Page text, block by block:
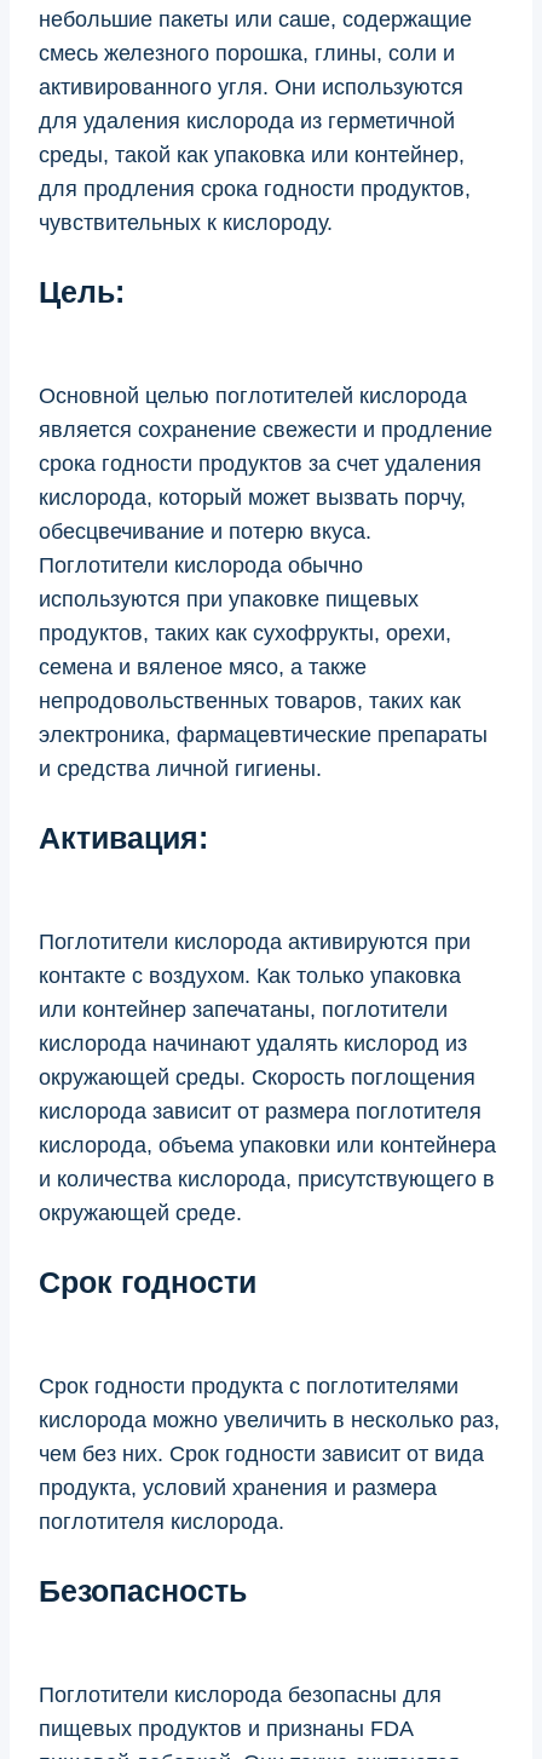
небольшие пакеты или саше, содержащие
смесь железного порошка, глины, соли и
активированного угля. Они используются
для удаления кислорода из герметичной
среды, такой как упаковка или контейнер,
для продления срока годности продуктов,
чувствительных к кислороду.
Цель:
Основной целью поглотителей кислорода
является сохранение свежести и продление
срока годности продуктов за счет удаления
кислорода, который может вызвать порчу,
обесцвечивание и потерю вкуса.
Поглотители кислорода обычно
используются при упаковке пищевых
продуктов, таких как сухофрукты, орехи,
семена и вяленое мясо, а также
непродовольственных товаров, таких как
электроника, фармацевтические препараты
и средства личной гигиены.
Активация:
Поглотители кислорода активируются при
контакте с воздухом. Как только упаковка
или контейнер запечатаны, поглотители
кислорода начинают удалять кислород из
окружающей среды. Скорость поглощения
кислорода зависит от размера поглотителя
кислорода, объема упаковки или контейнера
и количества кислорода, присутствующего в
окружающей среде.
Срок годности
Срок годности продукта с поглотителями
кислорода можно увеличить в несколько раз,
чем без них. Срок годности зависит от вида
продукта, условий хранения и размера
поглотителя кислорода.
Безопасность
Поглотители кислорода безопасны для
пищевых продуктов и признаны FDA